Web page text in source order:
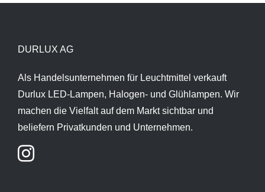
DURLUX AG
Als Handelsunternehmen für Leuchtmittel verkauft
Durlux LED-Lampen, Halogen- und Glühlampen. Wir
machen die Vielfalt auf dem Markt sichtbar und
beliefern Privatkunden und Unternehmen.